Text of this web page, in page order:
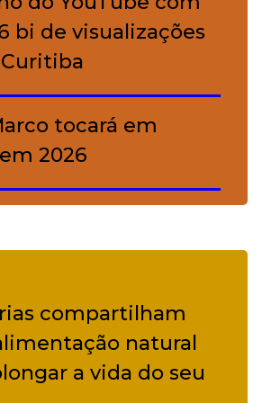
bi de visualizações
tocará em
2026
tem repertório
de R$ 17
retoma
para show em
compartilham
natural
a vida do seu